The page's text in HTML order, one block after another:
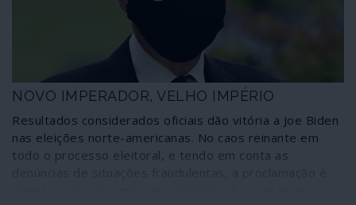
NOVO IMPERADOR, VELHO IMPÉRIO
Resultados considerados oficiais dão vitória a Joe Biden
nas eleições norte-americanas. No caos reinante em
todo o processo eleitoral, e tendo em conta as